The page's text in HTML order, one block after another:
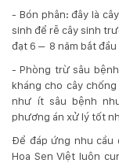
- Bón phân: đây là
sinh để rễ cây sinh
đạt 6 – 8 năm bắt đầu
- Phòng trừ sâu
kháng cho cây
như ít sâu bệnh
phương án xử lý tốt
Để đáp ứng nhu cầu
Hoa Sen Việt luôn